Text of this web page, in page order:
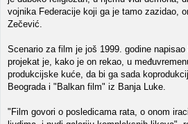
vojnika Federacije koji ga je tamo zazidao,
Zečević.
Scenario za film je još 1999. godine
projekat je, kako je on rekao, u
produkcijske kuće, da bi ga sada
Beograda i "Balkan film" iz Banja Luke.
"Film govori o posledicama rata, o onom